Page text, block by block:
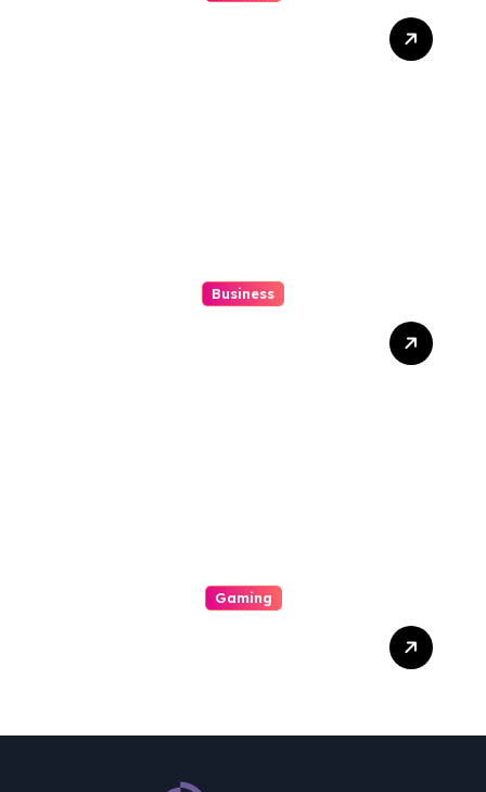
Business
Gaming